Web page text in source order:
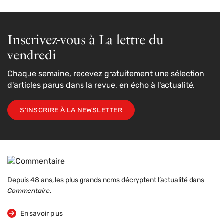
Inscrivez-vous à La lettre du
vendredi
Chaque semaine, recevez gratuitement une sélection
d'articles parus dans la revue, en écho à l'actualité.
S'INSCRIRE À LA NEWSLETTER
Depuis 48 ans, les plus grands noms décryptent l’actualité dans
Commentaire.
En savoir plus
sur la revue